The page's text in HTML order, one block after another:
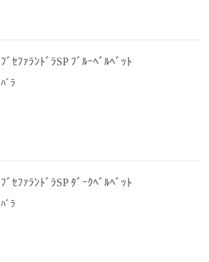
ﾌﾞｾﾌｧﾗﾝﾄﾞﾗSP ﾌﾞﾙｰﾍﾞﾙﾍﾞｯﾄ
ﾊﾞﾗ
ﾌﾞｾﾌｧﾗﾝﾄﾞﾗSP ﾀﾞｰｸﾍﾞﾙﾍﾞｯﾄ
ﾊﾞﾗ